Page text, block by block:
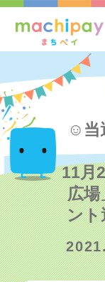
☺当
11月
広場
ント